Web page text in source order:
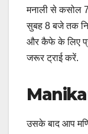
मनाली से कसोल
सुबह 8 बजे तक
और कैफे के लिए
जरूर ट्राई करें.
उसके बाद आप